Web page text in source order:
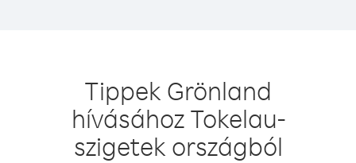
Tippek Grönland
hívásához Tokelau-
szigetek országból